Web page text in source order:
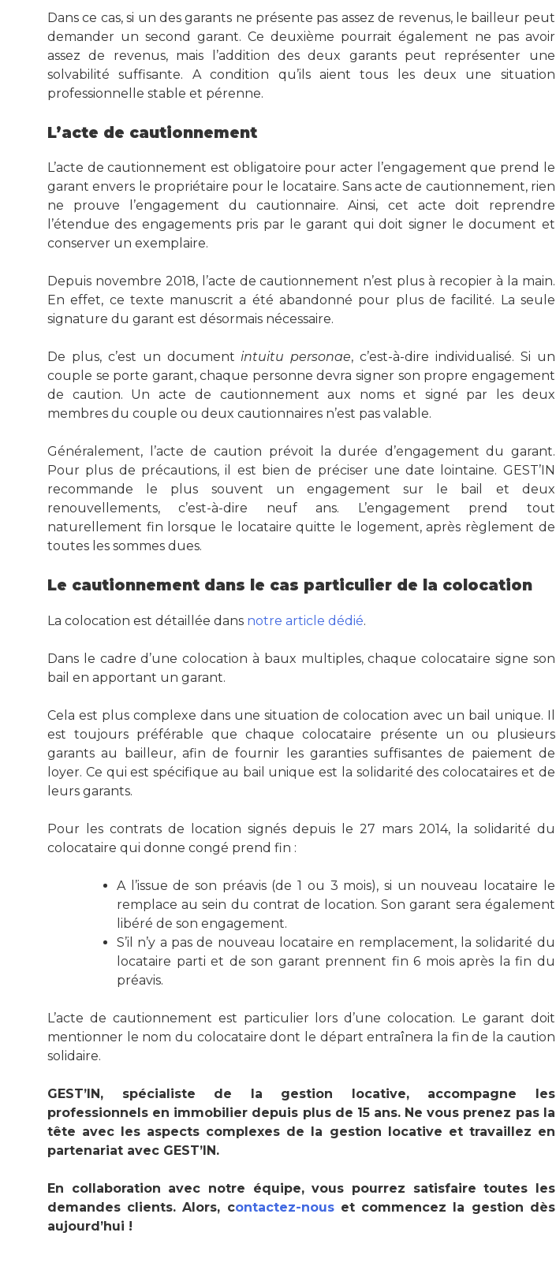
Dans ce cas, si un des garants ne présente pas assez de revenus, le bailleur peut
demander un second garant. Ce deuxième pourrait également ne pas avoir
assez de revenus, mais l’addition des deux garants peut représenter une
solvabilité suffisante. A condition qu’ils aient tous les deux une situation
professionnelle stable et pérenne.
L’acte de cautionnement
L’acte de cautionnement est obligatoire pour acter l’engagement que prend le
garant envers le propriétaire pour le locataire. Sans acte de cautionnement, rien
ne prouve l’engagement du cautionnaire. Ainsi, cet acte doit reprendre
l’étendue des engagements pris par le garant qui doit signer le document et
conserver un exemplaire.
Depuis novembre 2018, l’acte de cautionnement n’est plus à recopier à la main.
En effet, ce texte manuscrit a été abandonné pour plus de facilité. La seule
signature du garant est désormais nécessaire.
De plus, c’est un documentintuitu personae, c’est-à-dire individualisé. Si un
couple se porte garant, chaque personne devra signer son propre engagement
de caution. Un acte de cautionnement aux noms et signé par les deux
membres du couple ou deux cautionnaires n’est pas valable.
Généralement, l’acte de caution prévoit la durée d’engagement du garant.
Pour plus de précautions, il est bien de préciser une date lointaine. GEST’IN
recommande le plus souvent un engagement sur le bail et deux
renouvellements, c’est-à-dire neuf ans. L’engagement prend tout
naturellement fin lorsque le locataire quitte le logement, après règlement de
toutes les sommes dues.
Le cautionnement dans le cas particulier de la colocation
La colocation est détaillée dans notre article dédié.
Dans le cadre d’une colocation à baux multiples, chaque colocataire signe son
bail en apportant un garant.
Cela est plus complexe dans une situation de colocation avec un bail unique. Il
est toujours préférable que chaque colocataire présente un ou plusieurs
garants au bailleur, afin de fournir les garanties suffisantes de paiement de
loyer. Ce qui est spécifique au bail unique est la solidarité des colocataires et de
leurs garants.
Pour les contrats de location signés depuis le 27 mars 2014, la solidarité du
colocataire qui donne congé prend fin :
A l’issue de son préavis (de 1 ou 3 mois), si un nouveau locataire le
remplace au sein du contrat de location. Son garant sera également
libéré de son engagement.
S’il n’y a pas de nouveau locataire en remplacement, la solidarité du
locataire parti et de son garant prennent fin 6 mois après la fin du
préavis.
L’acte de cautionnement est particulier lors d’une colocation. Le garant doit
mentionner le nom du colocataire dont le départ entraînera la fin de la caution
solidaire.
GEST’IN, spécialiste de la gestion locative, accompagne les
professionnels en immobilier depuis plus de 15 ans. Ne vous prenez pas la
tête avec les aspects complexes de la gestion locative et travaillez en
partenariat avec GEST’IN.
En collaboration avec notre équipe, vous pourrez satisfaire toutes les
demandes clients. Alors, contactez-nous et commencez la gestion dès
aujourd’hui !